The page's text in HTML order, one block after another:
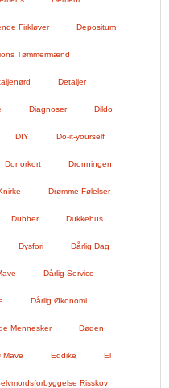
Firkløver Depositum
Tømmermænd
Detaljer
Diagnoser Dildo
DIY Do-it-yourself
Donorkort Dronningen
Drømme Følelser
Dubber Dukkehus
Dysfori Dårlig Dag
Dårlig Service
Dårlig Økonomi
Mennesker Døden
Mave Eddike El
Risskov